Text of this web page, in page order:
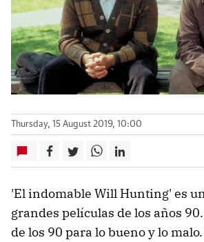
Thursday, 15 August 2019, 10:00
'El indomable Will Hunting' es
grandes películas de los años
de los 90 para lo bueno y lo